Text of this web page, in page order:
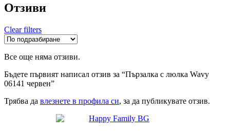
Отзиви
Clear filters
Все още няма отзиви.
Бъдете първият написал отзив за “Пързалка с люлка Wavy
06141 червен”
Трябва да влезнете в профила си, за да публикувате отзив.